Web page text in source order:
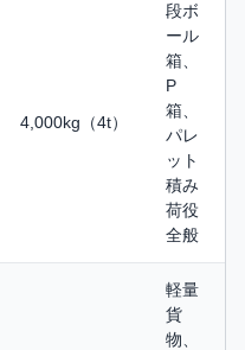
4,000kg（4t）
段ボ
ール
箱、
P
箱、
パレ
ット
積み
荷役
全般
軽量
貨
物、